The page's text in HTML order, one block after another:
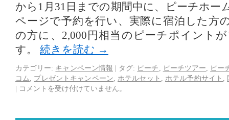
から1月31日までの期間中に、ピーチホー
ページで予約を行い、実際に宿泊した方
の方に、2,000円相当のピーチポイント
す。 続きを読む →
カテゴリー: キャンペーン情報 | タグ: ピーチ ピーチツアー
ピー
コム
プレゼントキャンペーン ホテルセット ホテル予約サイト
| コメントを受け付けていません。